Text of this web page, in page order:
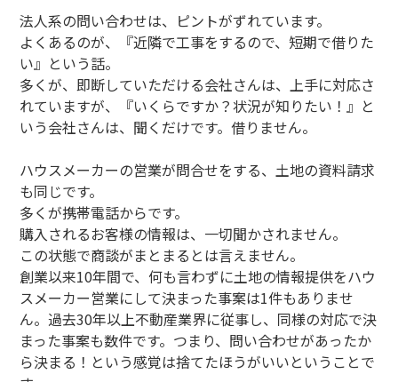
法人系の問い合わせは、ピントがずれています。
よくあるのが、『近隣で工事をするので、短期で借りた
い』という話。
多くが、即断していただける会社さんは、上手に対応さ
れていますが、『いくらですか？状況が知りたい！』と
いう会社さんは、聞くだけです。借りません。
ハウスメーカーの営業が問合せをする、土地の資料請求
も同じです。
多くが携帯電話からです。
購入されるお客様の情報は、一切聞かされません。
この状態で商談がまとまるとは言えません。
創業以来10年間で、何も言わずに土地の情報提供をハウ
スメーカー営業にして決まった事案は1件もありませ
ん。過去30年以上不動産業界に従事し、同様の対応で決
まった事案も数件です。つまり、問い合わせがあったか
ら決まる！という感覚は捨てたほうがいいということで